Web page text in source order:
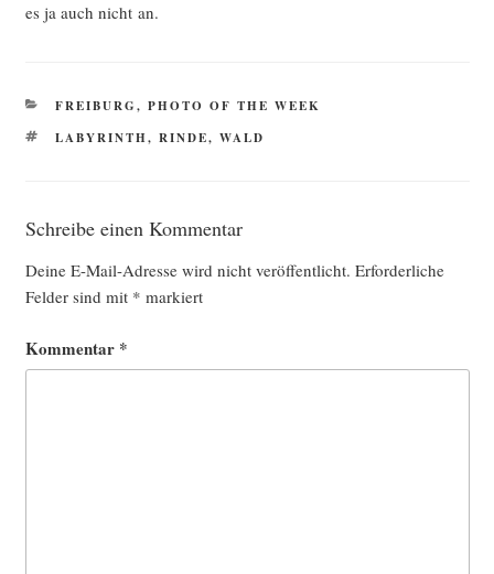
es ja auch nicht an.
KATEGORIEN
FREIBURG, PHOTO OF THE WEEK
SCHLAGWÖRTER
LABYRINTH, RINDE, WALD
Schreibe einen Kommentar
Deine E-Mail-Adresse wird nicht veröffentlicht. Erforderliche
Felder sind mit * markiert
Kommentar *